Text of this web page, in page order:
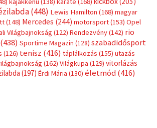
(448) Lewis Hamilton (168) magyar
(148) Mercedes (244) motorsport(153) Opel
Világbajnokság (122) Rendezvény(142) rio
(438) Sportime Magazin (128) szabadidősport
(126) tenisz (416) táplálkozás (155) utazás
(162) Világkupa (129) vitorlázás
(197) Érdi Mária (130) életmód(416)